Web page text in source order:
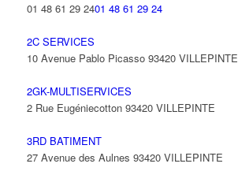
01 48 61 29 2401 48 61 29 24
2C SERVICES
10 Avenue Pablo Picasso 93420 VILLEPINTE
2GK-MULTISERVICES
2 Rue Eugéniecotton 93420 VILLEPINTE
3RD BATIMENT
27 Avenue des Aulnes 93420 VILLEPINTE